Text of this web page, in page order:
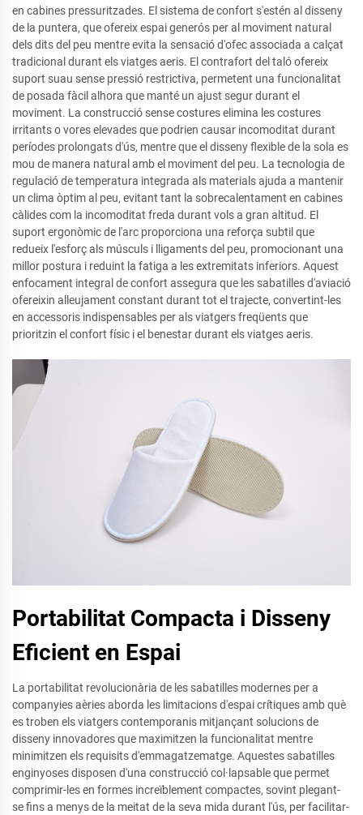
en cabines pressuritzades. El sistema de confort s'estén al disseny
de la puntera, que ofereix espai generós per al moviment natural
dels dits del peu mentre evita la sensació d'ofec associada a calçat
tradicional durant els viatges aeris. El contrafort del taló ofereix
suport suau sense pressió restrictiva, permetent una funcionalitat
de posada fàcil alhora que manté un ajust segur durant el
moviment. La construcció sense costures elimina les costures
irritants o vores elevades que podrien causar incomoditat durant
períodes prolongats d'ús, mentre que el disseny flexible de la sola es
mou de manera natural amb el moviment del peu. La tecnologia de
regulació de temperatura integrada als materials ajuda a mantenir
un clima òptim al peu, evitant tant la sobrecalentament en cabines
càlides com la incomoditat freda durant vols a gran altitud. El
suport ergonòmic de l'arc proporciona una reforça subtil que
redueix l'esforç als músculs i lligaments del peu, promocionant una
millor postura i reduint la fatiga a les extremitats inferiors. Aquest
enfocament integral de confort assegura que les sabatilles d'aviació
ofereixin alleujament constant durant tot el trajecte, convertint-les
en accessoris indispensables per als viatgers freqüents que
prioritzin el confort físic i el benestar durant els viatges aeris.
Portabilitat Compacta i Disseny
Eficient en Espai
La portabilitat revolucionària de les sabatilles modernes per a
companyies aèries aborda les limitacions d'espai crítiques amb què
es troben els viatgers contemporanis mitjançant solucions de
disseny innovadores que maximitzen la funcionalitat mentre
minimitzen els requisits d'emmagatzematge. Aquestes sabatilles
enginyoses disposen d'una construcció col·lapsable que permet
comprimir-les en formes increïblement compactes, sovint plegant-
se fins a menys de la meitat de la seva mida durant l'ús, per facilitar-